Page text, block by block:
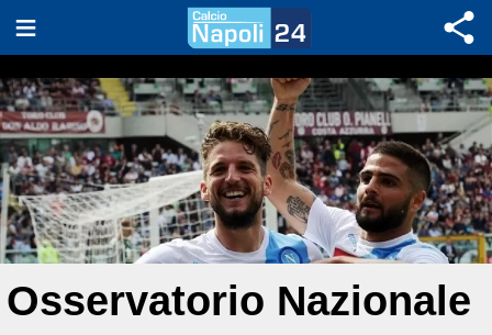
Osservatorio Nazionale